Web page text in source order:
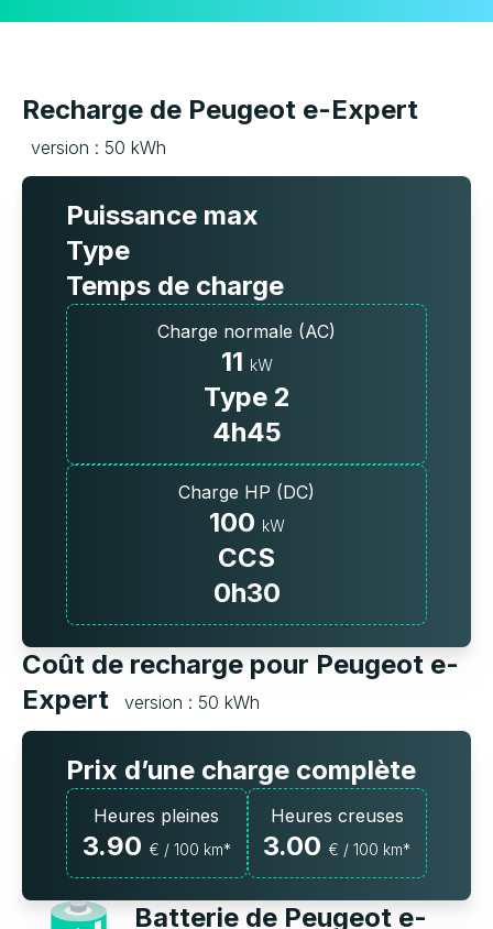
Recharge de Peugeot e-Expert
version : 50 kWh
Puissance max
Type
Temps de charge
Charge normale (AC)
11 kW
Type 2
4h45
Charge HP (DC)
100 kW
CCS
0h30
Coût de recharge pour Peugeot e-
Expert
version : 50 kWh
Prix d’une charge complète
Heures pleines
3.90 € / 100 km*
Heures creuses
3.00 € / 100 km*
Batterie de Peugeot e-